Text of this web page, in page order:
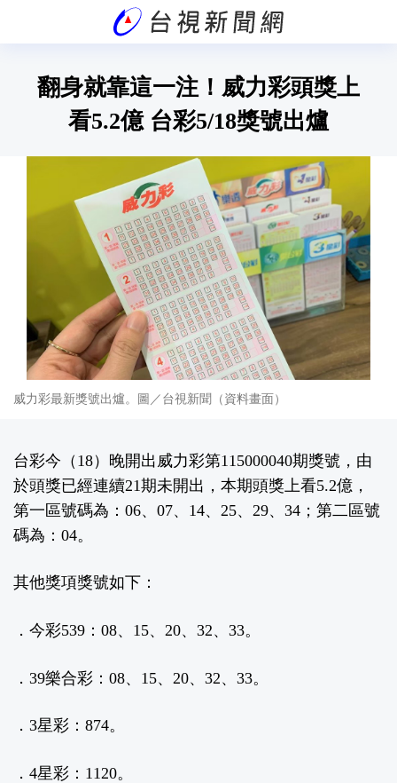
翻身就靠這一注！威力彩頭獎上
看5.2億 台彩5/18獎號出爐
威力彩最新獎號出爐。圖／台視新聞（資料畫面）
台彩今（18）晚開出威力彩第115000040期獎號，由
於頭獎已經連續21期未開出，本期頭獎上看5.2億，
第一區號碼為：06、07、14、25、29、34；第二區號
碼為：04。
其他獎項獎號如下：
．今彩539：08、15、20、32、33。
．39樂合彩：08、15、20、32、33。
．3星彩：874。
．4星彩：1120。